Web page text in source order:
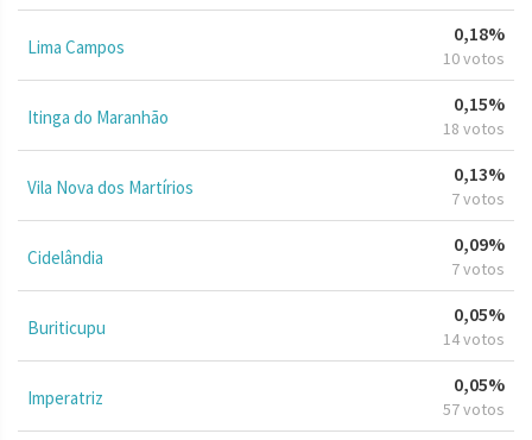
Lima Campos
0,18%
10 votos
Itinga do Maranhão
0,15%
18 votos
Vila Nova dos Martírios
0,13%
7 votos
Cidelândia
0,09%
7 votos
Buriticupu
0,05%
14 votos
Imperatriz
0,05%
57 votos